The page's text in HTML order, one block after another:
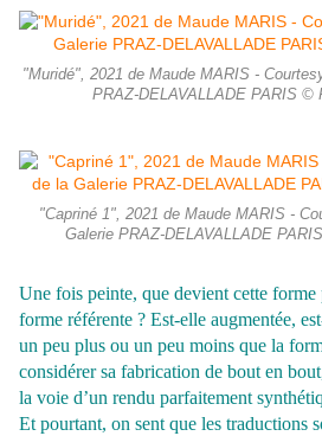
"Muridé", 2021 de Maude MARIS -
PRAZ-DELAVALLADE PARIS ©
"Capriné 1", 2021 de Maude MARIS -
Galerie PRAZ-DELAVALLADE
Une fois peinte, que devient cette forme
forme référente ? Est-elle augmentée,
un peu plus ou un peu moins que la
considérer sa fabrication de bout en
la voie d’un rendu parfaitement
Et pourtant, on sent que les traductions